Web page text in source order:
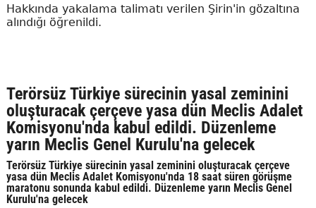
Hakkında yakalama talimatı verilen Şirin'in gözaltına
alındığı öğrenildi.
Terörsüz Türkiye sürecinin yasal zeminini
oluşturacak çerçeve yasa dün Meclis Adalet
Komisyonu'nda kabul edildi. Düzenleme
yarın Meclis Genel Kurulu'na gelecek
Terörsüz Türkiye sürecinin yasal zeminini oluşturacak çerçeve
yasa dün Meclis Adalet Komisyonu'nda 18 saat süren görüşme
maratonu sonunda kabul edildi. Düzenleme yarın Meclis Genel
Kurulu'na gelecek